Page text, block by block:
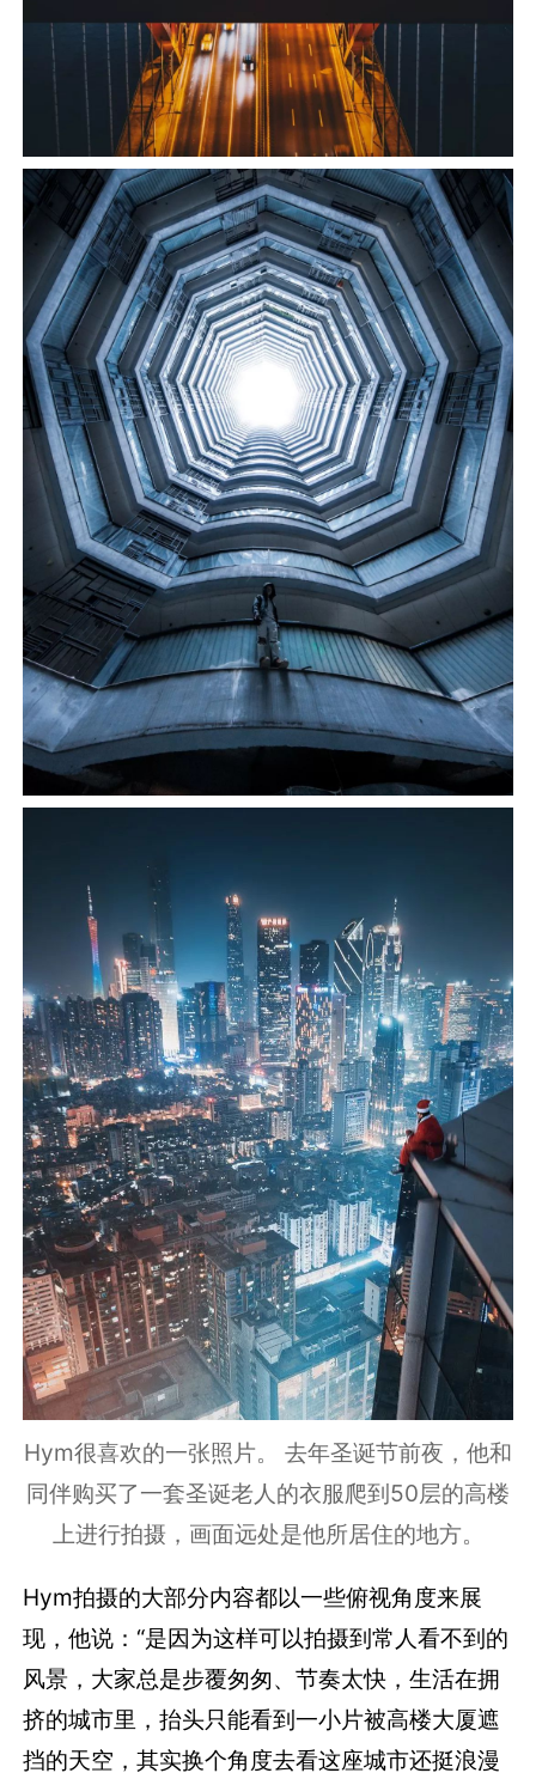
Hym很喜欢的一张照片。 去年圣诞节前夜，他和
同伴购买了一套圣诞老人的衣服爬到50层的高楼
上进行拍摄，画面远处是他所居住的地方。
Hym拍摄的大部分内容都以一些俯视角度来展
现，他说：“是因为这样可以拍摄到常人看不到的
风景，大家总是步覆匆匆、节奏太快，生活在拥
挤的城市里，抬头只能看到一小片被高楼大厦遮
挡的天空，其实换个角度去看这座城市还挺浪漫